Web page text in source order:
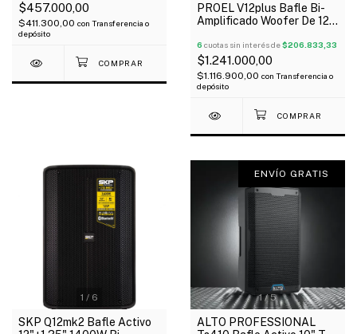
$457.000,00
$411.300,00 con Transferencia o
depósito
PROEL V12plus Bafle Bi-
Amplificado Woofer De 12"
Oferta!
6 cuotas sin interés de$206.833,33
$1.241.000,00
$1.116.900,00 con Transferencia o
depósito
1 / 6
SKP Q12mk2 Bafle Activo
1 /5
ENVÍO GRATIS
ALTO PROFESSIONAL